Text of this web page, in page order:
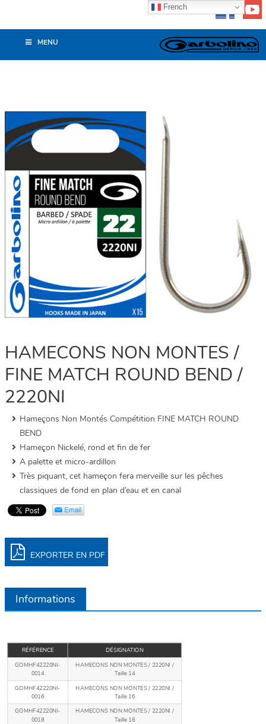
MENU
HAMECONS NON MONTES /
FINE MATCH ROUND BEND /
2220NI
Hameçons Non Montés Compétition FINE MATCH ROUND
BEND
Hameçon Nickelé, rond et fin de fer
A palette et micro-ardillon
Très piquant, cet hameçon fera merveille sur les pêches
classiques de fond en plan d’eau et en canal
EXPORTER EN PDF
Informations
RÉFÉRENCE DÉSIGNATION
GOMHF42220NI-
0014
HAMECONS NON MONTES / 2220NI /
Taille 14
GOMHF42220NI-
0016
HAMECONS NON MONTES / 2220NI /
Taille 16
GOMHF42220NI-
0018
HAMECONS NON MONTES / 2220NI /
Taille 18
French